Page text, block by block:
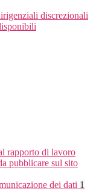
discrezionali
rapporto di lavoro
pubblicare sul sito
dei dati 1